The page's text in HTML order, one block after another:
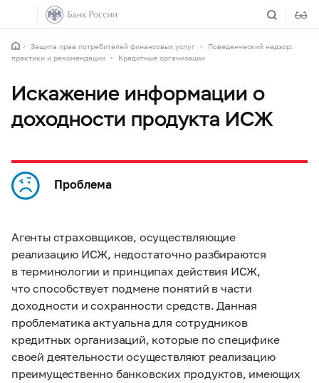
Защита прав потребителей финансовых услуг
Поведенческий надзор:
практики и рекомендации
Кредитные организации
Искажение информации о
доходности продукта ИСЖ
Проблема
Агенты страховщиков, осуществляющие
реализацию ИСЖ, недостаточно разбираются
в терминологии и принципах действия ИСЖ,
что способствует подмене понятий в части
доходности и сохранности средств. Данная
проблематика актуальна для сотрудников
кредитных организаций, которые по специфике
своей деятельности осуществляют реализацию
преимущественно банковских продуктов, имеющих